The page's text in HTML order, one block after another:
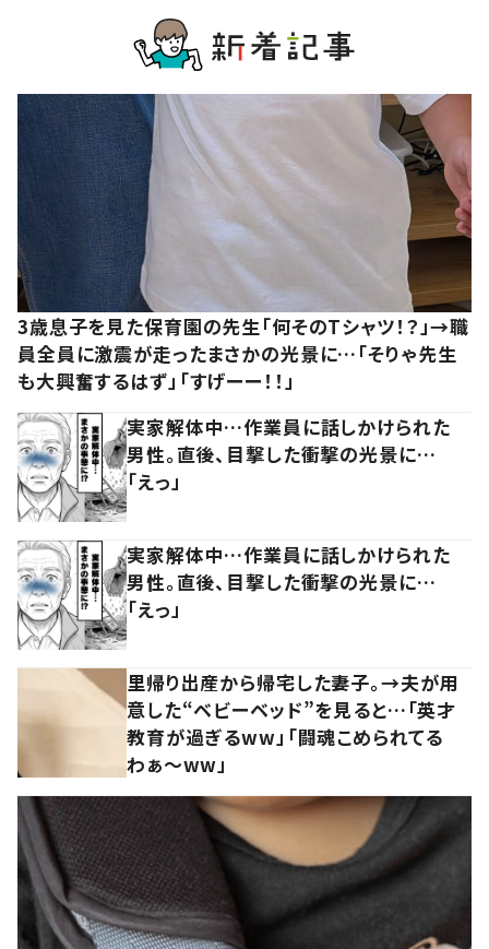
3歳息子を見た保育園の先生「何そのTシャツ！？」→職
員全員に激震が走ったまさかの光景に…「そりゃ先生
も大興奮するはず」「すげーー！！」
実家解体中…作業員に話しかけられた
男性。直後、目撃した衝撃の光景に…
「えっ」
実家解体中…作業員に話しかけられた
男性。直後、目撃した衝撃の光景に…
「えっ」
里帰り出産から帰宅した妻子。→夫が用
意した“ベビーベッド”を見ると…「英才
教育が過ぎるww」「闘魂こめられてる
わぁ～ww」